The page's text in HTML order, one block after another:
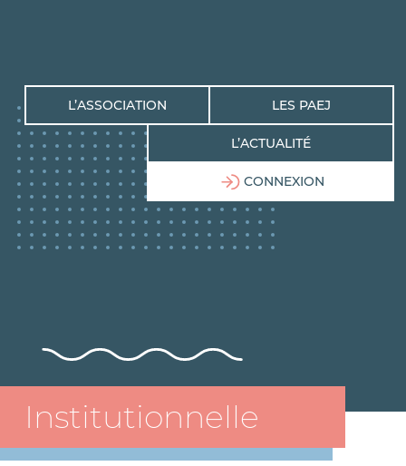
L’ASSOCIATION LES PAEJ
L’ACTUALITÉ
CONNEXION
Institutionnelle